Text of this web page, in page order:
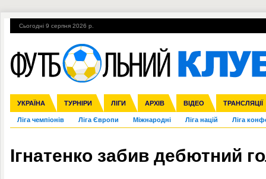
Сьогодні 9 серпня 2026 р.
УКРАЇНА ТУРНІРИ ЛІГИ АРХІВ ВІДЕО ТРАНСЛЯЦІЇ
Збірна Прем'єр-ліга Перша ліга Друга ліга Кубок України
Ліга чемпіонів Ліга Європи Міжнародні Ліга націй Ліга
Англія Іспанія Італія Німеччина Франція Інші
ЧС-2014 ЄВРО-2016 Росія Кубок конфедерацій ЧЄ-2015 (U-
Гарячі теми УПЛ, 2-й тур ВІЙНА УПЛ-ПЕРЕХОДИ
Ігнатенко забив дебютний